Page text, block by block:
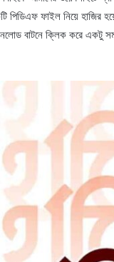
পিডিএফ ফাইল নিয়ে হাজির
বাটনে ক্লিক করে একটু